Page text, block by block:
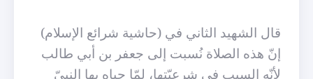
قال الشهيد الثاني في (حاشية شرائع الإسلام)
إنّ هذه الصلاة نُسبت إلى جعفر بن أبي طالب
لأنّه السبب في شرعيّتها، لمّا حباه بها النبيّ